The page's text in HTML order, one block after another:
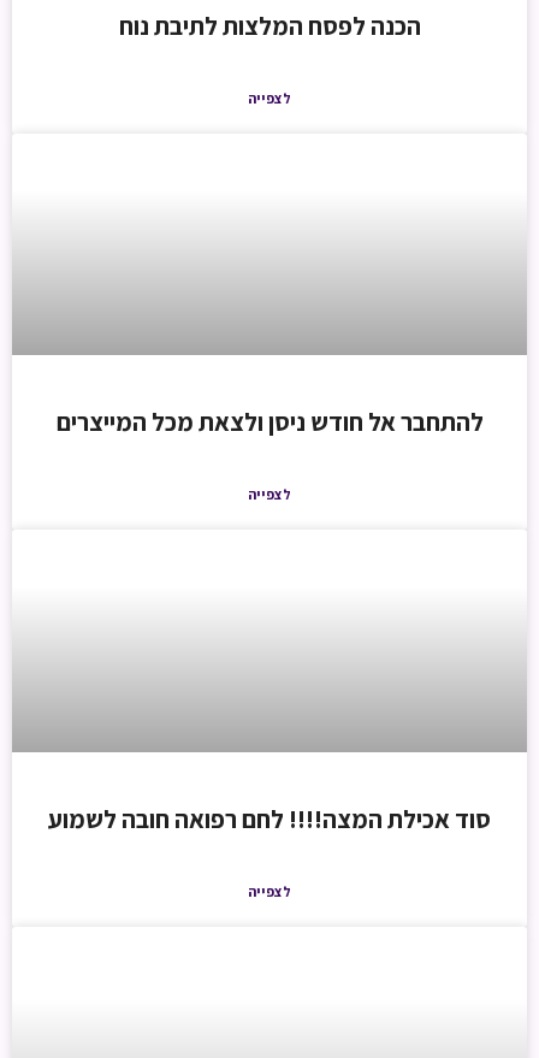
הכנה לפסח המלצות לתיבת נוח
לצפייה
להתחבר אל חודש ניסן ולצאת מכל המייצרים
לצפייה
סוד אכילת המצה!!!! לחם רפואה חובה לשמוע
לצפייה